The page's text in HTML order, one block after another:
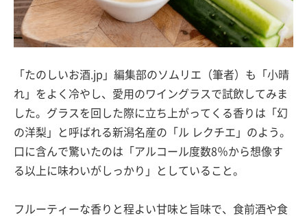
「たのしいお酒.jp」編集部のソムリエ（筆者）も「小晴
れ」をよく冷やし、愛用のワイングラスで試飲してみま
した。グラスを回した際に立ち上がってくる香りは「幻
の洋梨」と呼ばれる新潟名産の「ル レクチエ」のよう。
口に含んで驚いたのは「アルコール度数8％から想像す
る以上に味わいがしっかり」としていること。
フルーティーな香りと程よい甘味と旨味で、食前酒や食